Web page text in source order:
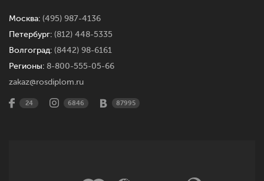
Москва: (495) 987-4136
Петербург: (812) 448-5335
Волгоград: (8442) 98-6161
Регионы: 8-800-555-05-66
zakaz@rosdiplom.ru
24 6846 87995